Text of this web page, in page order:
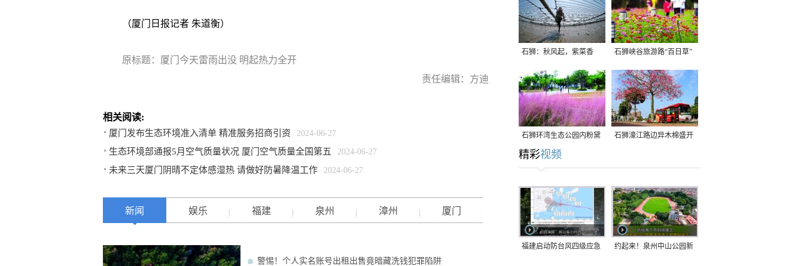
（厦门日报记者 朱道衡）
原标题：厦门今天雷雨出没 明起热力全开
责任编辑：方迪
相关阅读:
厦门发布生态环境准入清单 精准服务招商引资 2024-06-27
生态环境部通报5月空气质量状况 厦门空气质量全国第五 2024-06-27
未来三天厦门阴晴不定体感湿热 请做好防暑降温工作 2024-06-27
新闻 娱乐 福建 泉州 漳州 厦门
警惕！个人实名账号出租出售竟暗藏洗钱犯罪陷阱
石狮：秋风起，紫菜香 石狮峡谷旅游路“百日草”
争相斗艳
石狮环湾生态公园内粉黛
乱子草盛放
石狮濠江路边异木棉盛开
精彩视频
福建启动防台风四级应急 约起来！泉州中山公园新